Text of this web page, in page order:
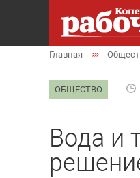
Главная
ОБЩЕСТВО
Вода и